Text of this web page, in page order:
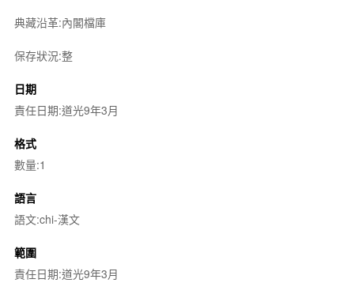
典藏沿革:內閣檔庫
保存狀況:整
日期
責任日期:道光9年3月
格式
數量:1
語言
語文:chi-漢文
範圍
責任日期:道光9年3月